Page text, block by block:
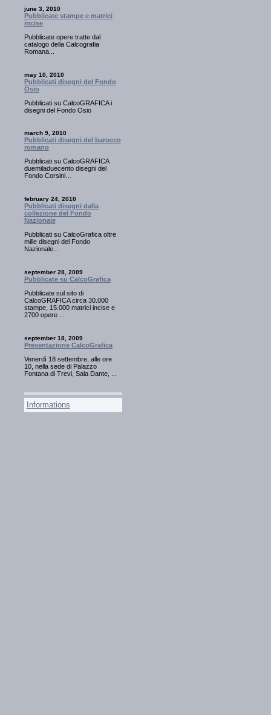
june 3, 2010
Pubblicate stampe e matrici
incise
Pubblicate opere tratte dal
catalogo della Calcografia
Romana...
may 10, 2010
Pubblicati disegni del Fondo
Osio
Pubblicati su CalcoGRAFICA i
disegni del Fondo Osio
march 9, 2010
Pubblicati disegni del barocco
romano
Pubblicati su CalcoGRAFICA
duemiladuecento disegni del
Fondo Corsini…
february 24, 2010
Pubblicati disegni dalla
collezione del Fondo
Nazionale
Pubblicati su CalcoGrafica oltre
mille disegni del Fondo
Nazionale...
september 28, 2009
Pubblicate su CalcoGrafica
Pubblicate sul sito di
CalcoGRAFICA circa 30.000
stampe, 15.000 matrici incise e
2700 opere ...
september 18, 2009
Presentazione CalcoGrafica
Venerdì 18 settembre, alle ore
10, nella sede di Palazzo
Fontana di Trevi, Sala Dante, ...
Informations